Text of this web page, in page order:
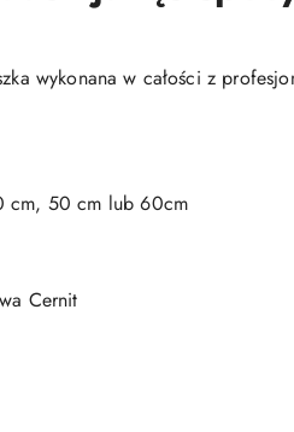
wykonana w całości z
cm, 50 cm lub 60cm
Cernit